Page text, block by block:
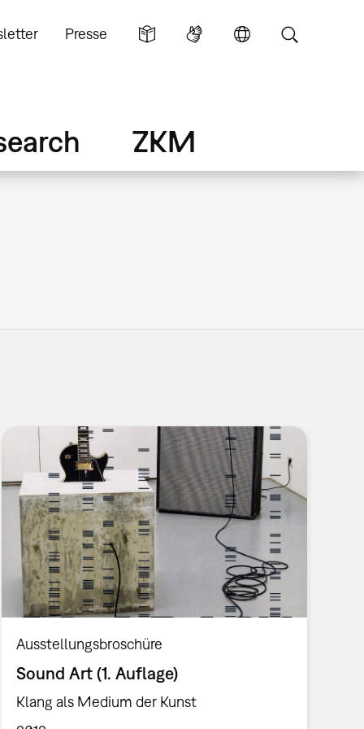
Presse
ZKM
Ausstellungsbroschüre
Sound Art (1. Auflage)
Klang als Medium der Kunst